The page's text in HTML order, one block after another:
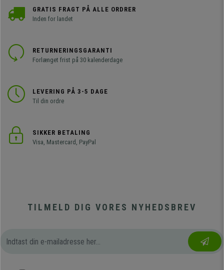
GRATIS FRAGT PÅ ALLE ORDRER
Inden for landet
RETURNERINGSGARANTI
Forlænget frist på 30 kalenderdage
LEVERING PÅ 3-5 DAGE
Til din ordre
SIKKER BETALING
Visa, Mastercard, PayPal
TILMELD DIG VORES NYHEDSBREV